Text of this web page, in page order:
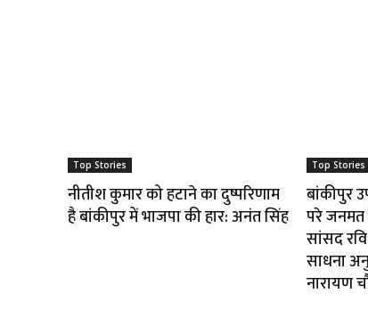
Top Stories
नीतीश कुमार को हटाने का दुष्परिणाम
है बांकीपुर में भाजपा की हार: अनंत सिंह
Top Stories
बांकीपुर
परे
सांसद
साधना
नारायण